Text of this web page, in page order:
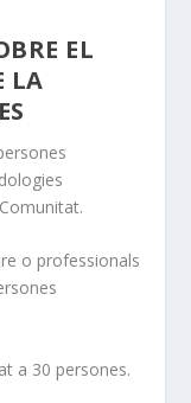
EL
LA
S
o professionals
a 30 persones.